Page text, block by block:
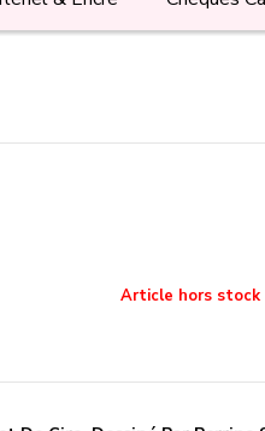
Article hors stock